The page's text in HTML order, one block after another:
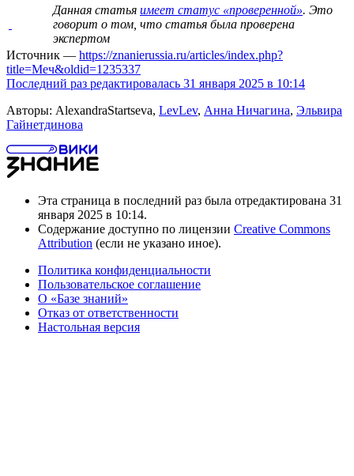
Данная статья имеет статус «проверенной». Это
говорит о том, что статья была проверена
экспертом
Источник — https://znanierussia.ru/articles/index.php?
title=Меч&oldid=1235337
Последний раз редактировалась 31 января 2025 в 10:14
Авторы: AlexandraStartseva, LevLev, Анна Ничагина, Эльвира
Гайнетдинова
Эта страница в последний раз была отредактирована 31
января 2025 в 10:14.
Содержание доступно по лицензии Creative Commons
Attribution (если не указано иное).
Политика конфиденциальности
Пользовательское соглашение
О «Базе знаний»
Отказ от ответственности
Настольная версия